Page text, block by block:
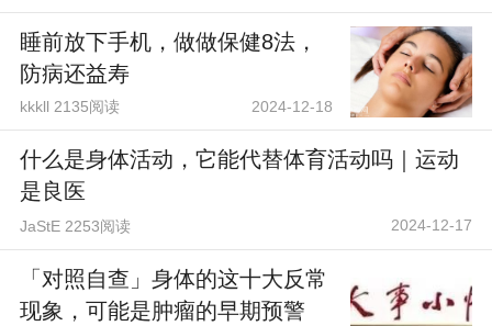
睡前放下手机，做做保健8法，
防病还益寿
kkkll 2135阅读 2024-12-18
什么是身体活动，它能代替体育活动吗｜运动
是良医
JaStE 2253阅读 2024-12-17
「对照自查」身体的这十大反常
现象，可能是肿瘤的早期预警